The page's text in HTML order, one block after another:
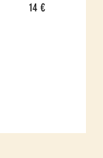
14 €